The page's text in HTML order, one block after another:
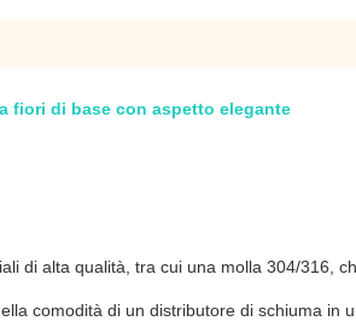
fiori di base con aspetto elegante
di alta qualità, tra cui una molla 304/316,
comodità di un distributore di schiuma in